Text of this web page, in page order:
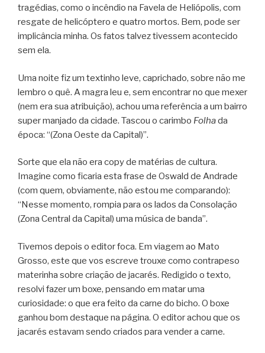
tragédias, como o incêndio na Favela de Heliópolis, com
resgate de helicóptero e quatro mortos. Bem, pode ser
implicância minha. Os fatos talvez tivessem acontecido
sem ela.
Uma noite fiz um textinho leve, caprichado, sobre não me
lembro o quê. A magra leu e, sem encontrar no que mexer
(nem era sua atribuição), achou uma referência a um bairro
super manjado da cidade. Tascou o carimbo Folhada
época: “(Zona Oeste da Capital)”.
Sorte que ela não era copy de matérias de cultura.
Imagine como ficaria esta frase de Oswald de Andrade
(com quem, obviamente, não estou me comparando):
“Nesse momento, rompia para os lados da Consolação
(Zona Central da Capital) uma música de banda”.
Tivemos depois o editor foca. Em viagem ao Mato
Grosso, este que vos escreve trouxe como contrapeso
materinha sobre criação de jacarés. Redigido o texto,
resolvi fazer um boxe, pensando em matar uma
curiosidade: o que era feito da carne do bicho. O boxe
ganhou bom destaque na página. O editor achou que os
jacarés estavam sendo criados para vender a carne.